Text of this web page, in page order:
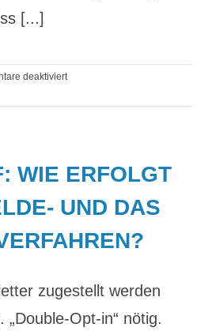
[...]
deaktiviertfür
Statistiken
WIE ERFOLGT
UND DAS
zugestellt werden
„Double-Opt-in“ nötig.